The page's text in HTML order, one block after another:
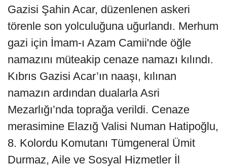
Gazisi Şahin Acar, düzenlenen askeri
törenle son yolculuğuna uğurlandı. Merhum
gazi için İmam-ı Azam Camii'nde öğle
namazını müteakip cenaze namazı kılındı.
Kıbrıs Gazisi Acar’ın naaşı, kılınan
namazın ardından dualarla Asri
Mezarlığı’nda toprağa verildi. Cenaze
merasimine Elazığ Valisi Numan Hatipoğlu,
8. Kolordu Komutanı Tümgeneral Ümit
Durmaz, Aile ve Sosyal Hizmetler İl